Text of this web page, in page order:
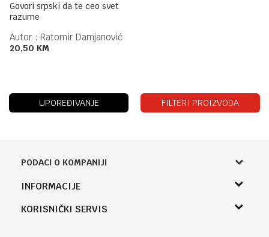
Govori srpski da te ceo svet
razume
Autor : Ratomir Damjanović
20,50 KM
UPOREĐIVANJE FILTERI PROIZVODA
PODACI O KOMPANIJI
Knjižara Kultura
Knjaza Miloša 3A
INFORMACIJE
O nama
KORISNIČKI SERVIS